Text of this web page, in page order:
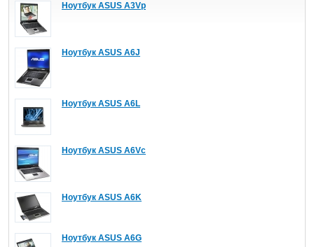
Ноутбук ASUS A3Vp
Ноутбук ASUS A6J
Ноутбук ASUS A6L
Ноутбук ASUS A6Vc
Ноутбук ASUS A6K
Ноутбук ASUS A6G